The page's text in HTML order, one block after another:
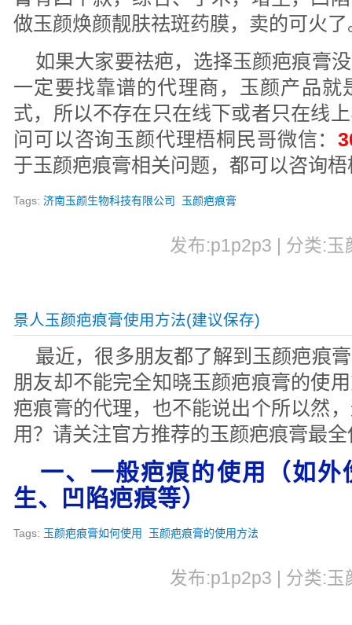
做玉颜焕颜靓肤祛斑药膜，卖的可火了
如果大家要祛疤，选择玉颜疤痕膏
一定要找靠谱的代理商，玉颜产品就
式，所以不存在只在线下或者只在线
问可以咨询玉颜代理梧桐民哥微信：
于玉颜疤痕膏相关问题，都可以咨询
Tags:济南玉颜生物科技有限公司 玉颜疤痕膏
发布:p1p2p3 | 分类:
景人玉颜疤痕膏使用方法(建议保存)
最近，很多朋友都了解到玉颜疤痕
朋友却不能完全知晓玉颜疤痕膏的使
疤痕膏的代理，也不能说出个所以然
用？请关注官方推荐的玉颜疤痕膏最
一、一般疤痕的使用（如
生、凹陷疤痕等）
Tags: 玉颜疤痕膏如何使用 玉颜疤痕膏的使用方法
发布:p1p2p3 | 分类: